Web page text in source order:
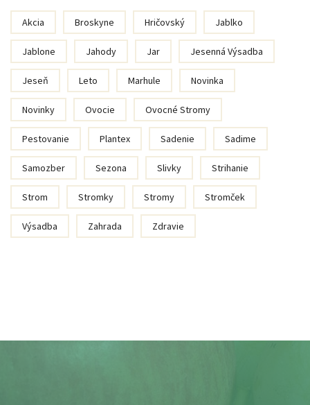
Akcia Broskyne Hričovský Jablko
Jablone Jahody Jar Jesenná Výsadba
Jeseň Leto Marhule Novinka
Novinky Ovocie Ovocné Stromy
Pestovanie Plantex Sadenie Sadime
Samozber Sezona Slivky Strihanie
Strom Stromky Stromy Stromček
Výsadba Zahrada Zdravie